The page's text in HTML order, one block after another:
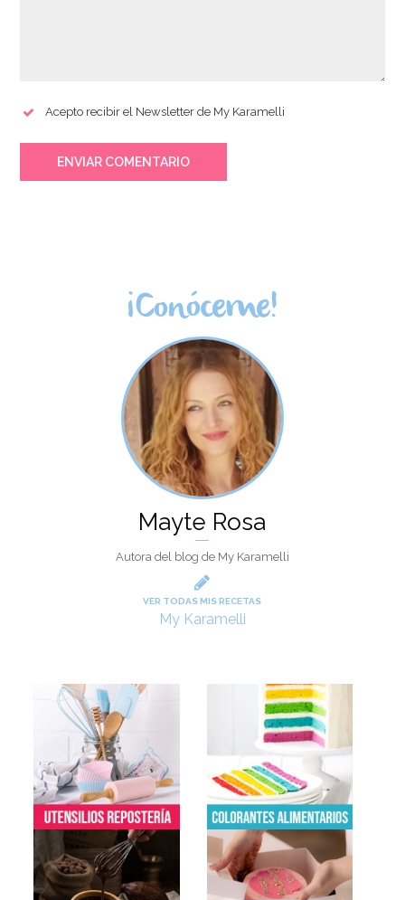
Acepto recibir el Newsletter de My Karamelli
ENVIAR COMENTARIO
¡Conóceme!
Mayte Rosa
Autora del blog de My Karamelli
VER TODAS MIS RECETAS
My Karamelli